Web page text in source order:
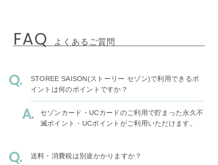
FAQ よくあるご質問
STOREE SAISON(ストーリー セゾン)で利用できるポ
イントは何のポイントですか？
セゾンカード・UCカードのご利用で貯まった永久不
滅ポイント・UCポイントがご利用いただけます。
送料・消費税は別途かかりますか？